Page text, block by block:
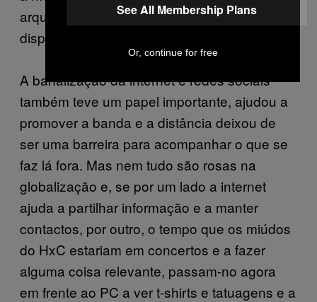
arquipélago. Nunca tivemos qualquer tipo de
disputa ou intrigas com outros grupos.”
A banalização da internet e redes sociais
também teve um papel importante, ajudou a
promover a banda e a distância deixou de
ser uma barreira para acompanhar o que se
faz lá fora. Mas nem tudo são rosas na
globalização e, se por um lado a internet
ajuda a partilhar informação e a manter
contactos, por outro, o tempo que os miúdos
do HxC estariam em concertos e a fazer
alguma coisa relevante, passam-no agora
em frente ao PC a ver t-shirts e tatuagens e a
See All Membership Plans
Or, continue for free